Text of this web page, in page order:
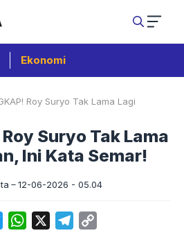
Ekonomi
Roy Suryo Tak Lama Lagi
Roy Suryo Tak Lama
Ini Kata Semar!
12-06-2026 - 05.04
TwitterWhatsApp Telegram